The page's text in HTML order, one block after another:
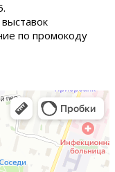
по промокоду